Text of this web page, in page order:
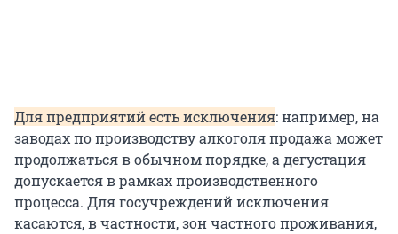
Для предприятий есть исключения: например, на
заводах по производству алкоголя продажа может
продолжаться в обычном порядке, а дегустация
допускается в рамках производственного
процесса. Для госучреждений исключения
касаются, в частности, зон частного проживания,